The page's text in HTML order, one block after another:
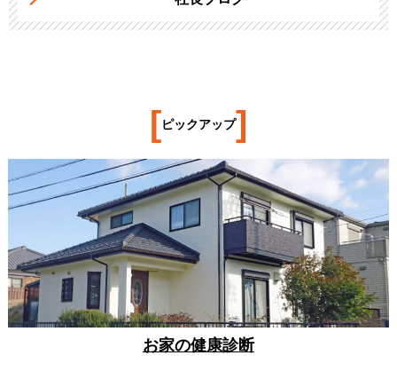
[ピックアップ]
お家の健康診断